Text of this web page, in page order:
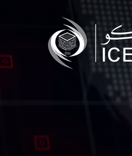
Qui
Ce que
Notre
Centre